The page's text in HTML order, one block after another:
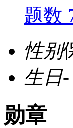
题数
性别
生日-
勋章